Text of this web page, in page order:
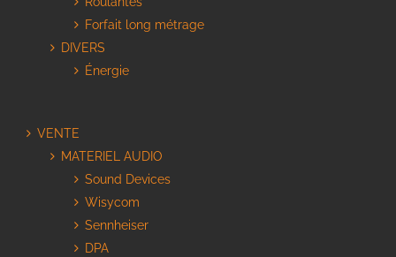
Forfait long métrage
DIVERS
Énergie
VENTE
MATERIEL AUDIO
Sound Devices
Wisycom
Sennheiser
DPA